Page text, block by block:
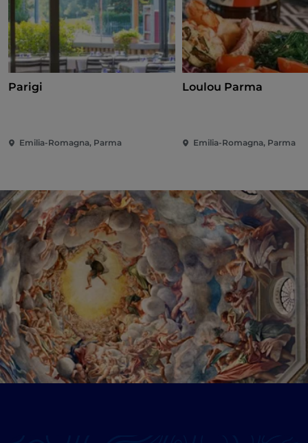
Parigi
Emilia-Romagna, Parma
Loulou Parma
Emilia-Romagna, Parma